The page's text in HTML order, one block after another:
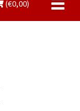
(€0,00)